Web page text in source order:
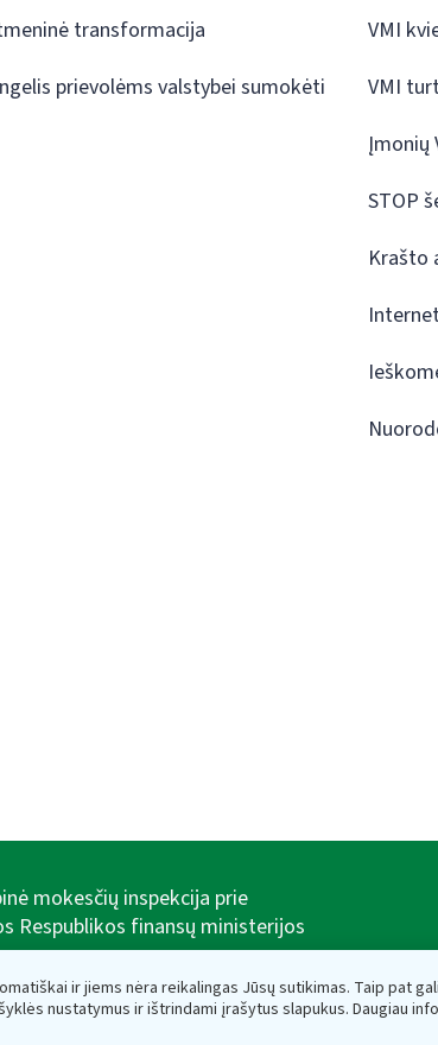
ir jiems nėra reikalingas Jūsų sutikimas. Taip pat
nustatymus ir ištrindami įrašytus slapukus. Daugiau
transformacija
prievolėms valstybei sumokėti
VMI
VMI
Įmonių
STOP
Krašto
mokesčių inspekcija prie
Respublikos finansų ministerijos
16-osios g. 14, 01107 Vilnius, Lietuva,
vmi@vmi.lt, E. pristatymo dėžutės adresas